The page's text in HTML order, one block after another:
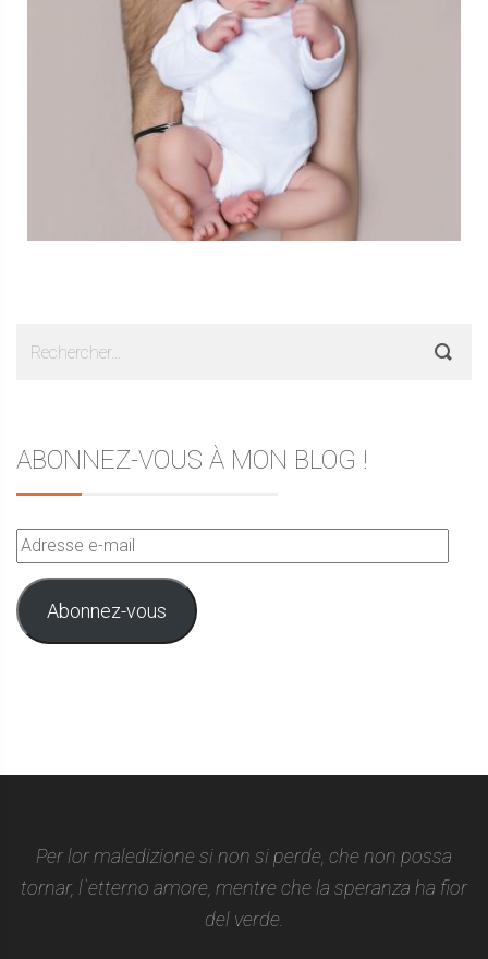
ABONNEZ-VOUS À MON BLOG !
Adresse
e-
mail
Abonnez-vous
Per lor maledizione si non si perde, che non possa
tornar, l`etterno amore, mentre che la speranza ha fior
del verde.